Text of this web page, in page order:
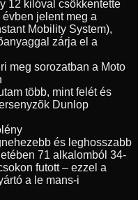
12 kilóval csökkentette
jelent meg a
Mobility System),
zárja el a
meg sorozatban a Moto
több, mint felét és
Dunlop
és leghosszabb
71 alkalomból 34-
futott – ezzel a
a le mans-i